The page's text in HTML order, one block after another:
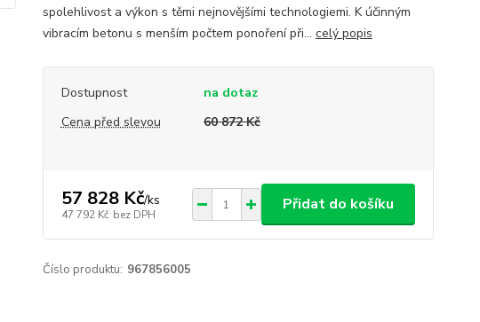
spolehlivost a výkon s těmi nejnovějšími technologiemi. K účinným
vibracím betonu s menším počtem ponoření při... celý popis
Dostupnost
na dotaz
Cena před slevou
60 872 Kč
57 828 Kč/ks
47 792 Kč bez DPH
Přidat do košíku
Číslo produktu: 967856005